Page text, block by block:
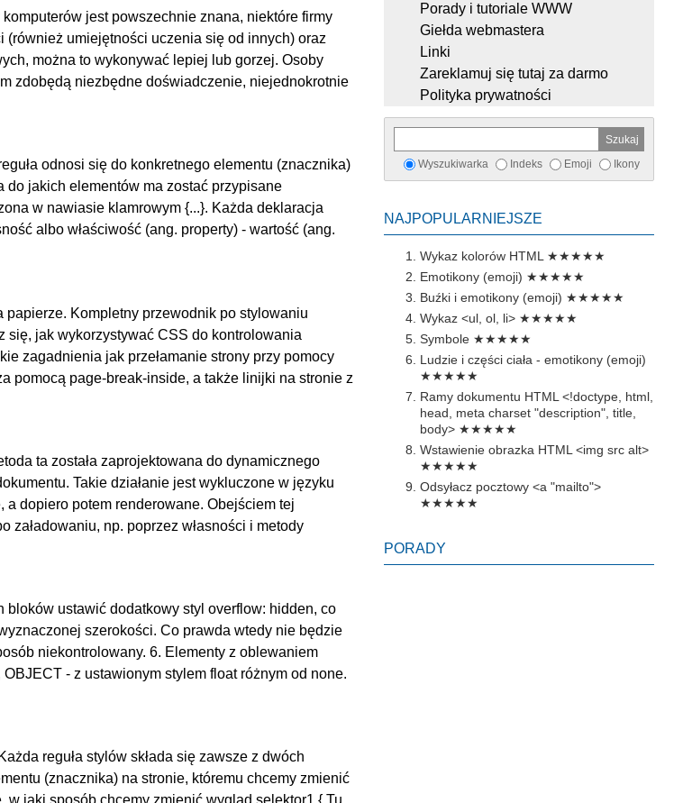
Porady i tutoriale WWW
Giełda webmastera
Linki
Zareklamuj się tutaj za darmo
Polityka prywatności
Wyszukiwarka Indeks Emoji Ikony
NAJPOPULARNIEJSZE
Wykaz kolorów HTML ★★★★★
Emotikony (emoji) ★★★★★
Buźki i emotikony (emoji) ★★★★★
Wykaz <ul, ol, li> ★★★★★
Symbole ★★★★★
Ludzie i części ciała - emotikony (emoji)
★★★★★
Ramy dokumentu HTML <!doctype, html,
head, meta charset "description", title,
body> ★★★★★
Wstawienie obrazka HTML <img src alt>
★★★★★
Odsyłacz pocztowy <a "mailto">
★★★★★
PORADY
jest powszechnie znana, niektóre firmy
umiejętności uczenia się od innych) oraz
można to wykonywać lepiej lub gorzej. Osoby
zdobędą niezbędne doświadczenie, niejednokrotnie
odnosi się do konkretnego elementu (znacznika)
do jakich elementów ma zostać przypisane
w nawiasie klamrowym {...}. Każda deklaracja
albo właściwość (ang. property) - wartość (ang.
Kompletny przewodnik po stylowaniu
się, jak wykorzystywać CSS do kontrolowania
zagadnienia jak przełamanie strony przy pomocy
pomocą page-break-inside, a także linijki na stronie z
ta została zaprojektowana do dynamicznego
Takie działanie jest wykluczone w języku
dopiero potem renderowane. Obejściem tej
np. poprzez własności i metody
bloków ustawić dodatkowy styl overflow: hidden, co
szerokości. Co prawda wtedy nie będzie
niekontrolowany. 6. Elementy z oblewaniem
- z ustawionym stylem float różnym od none.
reguła stylów składa się zawsze z dwóch
(znacznika) na stronie, któremu chcemy zmienić